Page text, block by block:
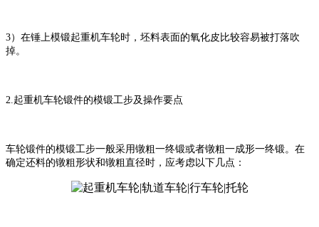
3） 在锤上模锻起重机车轮时，坯料表面的氧化皮比较容易被打落吹
掉。
2.起重机车轮锻件的模锻工步及操作要点
车轮锻件的模锻工步一般采用镦粗一终锻或者镦粗一成形一终锻。在
确定还料的镦粗形状和镦粗直径时，应考虑以下几点：